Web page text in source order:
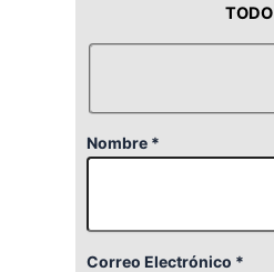
TODO
Nombre *
Correo Electrónico *